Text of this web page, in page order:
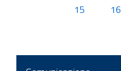
15
16